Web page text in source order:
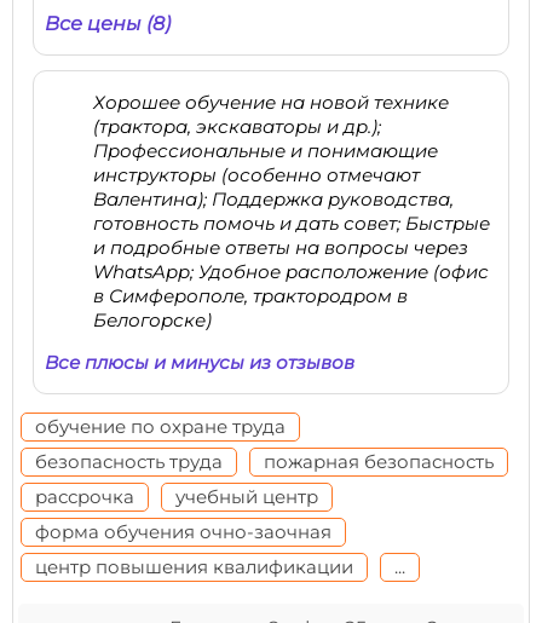
Все цены (8)
Хорошее обучение на новой технике
(трактора, экскаваторы и др.);
Профессиональные и понимающие
инструкторы (особенно отмечают
Валентина); Поддержка руководства,
готовность помочь и дать совет; Быстрые
и подробные ответы на вопросы через
WhatsApp; Удобное расположение (офис
в Симферополе, трактородром в
Белогорске)
Все плюсы и минусы из отзывов
обучение по охране труда
безопасность труда
пожарная безопасность
рассрочка
учебный центр
форма обучения очно-заочная
центр повышения квалификации
...